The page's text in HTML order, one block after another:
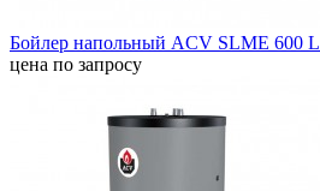
Бойлер напольный ACV SLME 600
цена по запросу